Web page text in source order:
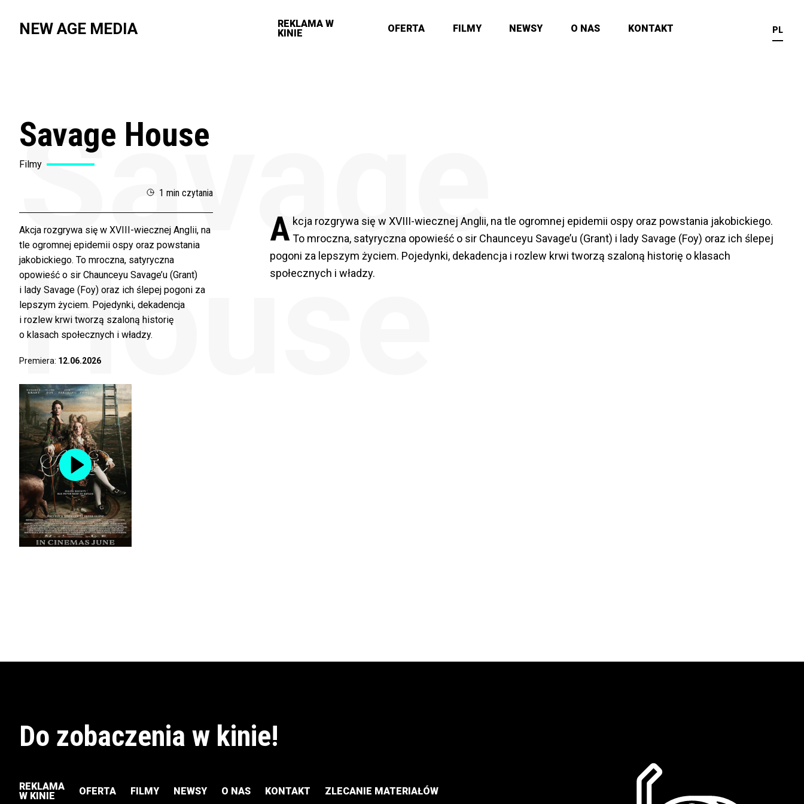
NEW AGE MEDIA
REKLAMA W
KINIE
OFERTA FILMY NEWSY O NAS KONTAKT PL
Savage House
Filmy
Savage
House
1 min czytania
Akcja rozgrywa się w XVIII-wiecznej Anglii, na
tle ogromnej epidemii ospy oraz powstania
jakobickiego. To mroczna, satyryczna
opowieść o sir Chaunceyu Savage’u (Grant)
i lady Savage (Foy) oraz ich ślepej pogoni za
lepszym życiem. Pojedynki, dekadencja
i rozlew krwi tworzą szaloną historię
o klasach społecznych i władzy.
Premiera: 12.06.2026
A kcja rozgrywa się w XVIII-wiecznej Anglii, na tle ogromnej epidemii ospy oraz powstania jakobickiego.
To mroczna, satyryczna opowieść o sir Chaunceyu Savage’u (Grant) i lady Savage (Foy) oraz ich ślepej
pogoni za lepszym życiem. Pojedynki, dekadencja i rozlew krwi tworzą szaloną historię o klasach
społecznych i władzy.
Do zobaczenia w kinie!
REKLAMA
W KINIE
OFERTA FILMY NEWSY O NAS KONTAKT ZLECANIE MATERIAŁÓW